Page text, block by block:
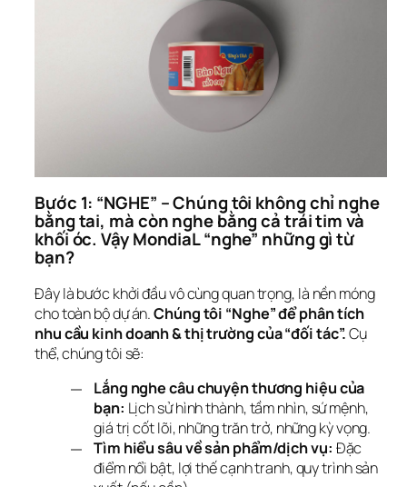
Bước 1: “NGHE” – Chúng tôi không chỉ nghe
bằng tai, mà còn nghe bằng cả trái tim và
khối óc. Vậy MondiaL “nghe” những gì từ
bạn?
Đây là bước khởi đầu vô cùng quan trọng, là nền móng
cho toàn bộ dự án. Chúng tôi “Nghe” để phân tích
nhu cầu kinh doanh & thị trường của “đối tác”. Cụ
thể, chúng tôi sẽ:
Lắng nghe câu chuyện thương hiệu của
bạn: Lịch sử hình thành, tầm nhìn, sứ mệnh,
giá trị cốt lõi, những trăn trở, những kỳ vọng.
Tìm hiểu sâu về sản phẩm/dịch vụ: Đặc
điểm nổi bật, lợi thế cạnh tranh, quy trình sản